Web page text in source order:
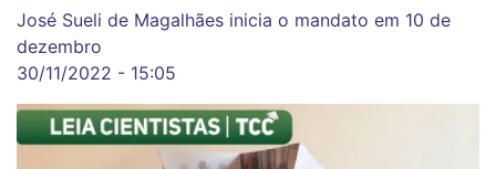
José Sueli de Magalhães inicia o mandato em 10 de
dezembro
30/11/2022 - 15:05